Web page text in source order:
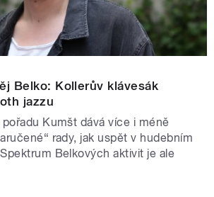
Belko: Kollerův klávesák
jazzu
Kumšt dává více i méně
rady, jak uspět v hudebním
Belkových aktivit je ale